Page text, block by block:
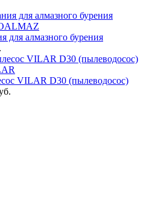
для алмазного бурения
VILAR D30 (пылеводосос)